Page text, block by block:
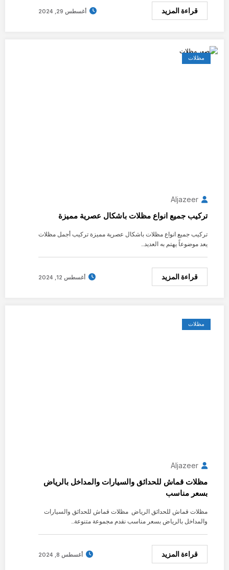
قراءة المزيد أغسطس 29, 2024
مظلات
Aljazeer
تركيب جميع انواع مظلات باشكال عصرية مميزة
تركيب جميع انواع مظلات باشكال عصرية مميزة تركيب أجمل مظلات
يعد موضوعاً يهتم به العديد…
قراءة المزيد أغسطس 12, 2024
مظلات
Aljazeer
مظلات قماش للحدائق والسيارات والمداخل بالرياض
بسعر مناسب
مظلات قماش للحدائق الرياض مظلات قماش للحدائق والسيارات
والمداخل بالرياض بسعر مناسب نقدم مجموعة متنوعة…
قراءة المزيد أغسطس 8, 2024